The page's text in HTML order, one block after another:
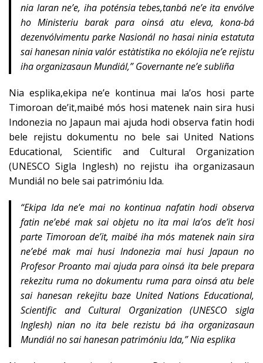
nia laran ne’e, iha poténsia tebes,tanbá ne’e ita envólve
ho Ministeriu barak para oinsá atu eleva, kona-bá
dezenvólvimentu parke Nasionál no hasai ninia estatuta
sai hanesan ninia valór estàtistika no ekólojia ne’e rejistu
iha organizasaun Mundiál,” Governante ne’e subliña
Nia esplika,ekipa ne’e kontinua mai la’os hosi parte
Timoroan de’it,maibé mós hosi matenek nain sira husi
Indonezia no Japaun mai ajuda hodi observa fatin hodi
bele rejistu dokumentu no bele sai United Nations
Educational, Scientific and Cultural Organization
(UNESCO Sigla Inglesh) no rejistu iha organizasaun
Mundiál no bele sai patrimóniu Ida.
“Ekipa Ida ne’e mai no kontinua nafatin hodi observa
fatin ne’ebé mak sai objetu no ita mai la’os de’it hosi
parte Timoroan de’it, maibé iha mós matenek nain sira
ne’ebé mak mai husi Indonezia mai husi Japaun no
Profesor Proanto mai ajuda para oinsá ita bele prepara
rekezitu ruma no dokumentu ruma para oinsá atu bele
sai hanesan rekejitu baze United Nations Educational,
Scientific and Cultural Organization (UNESCO sigla
Inglesh) nian no ita bele rezistu bá iha organizasaun
Mundiál no sai hanesan patrimóniu Ida,” Nia esplika